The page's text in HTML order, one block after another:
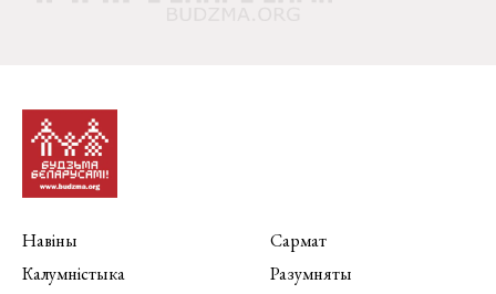
Навіны
Калумністыка
Сармат
Разумняты